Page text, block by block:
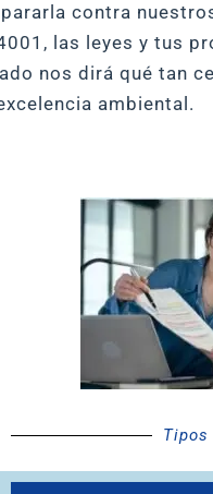
contra
las leyes y tus
nos dirá qué tan
ambiental.